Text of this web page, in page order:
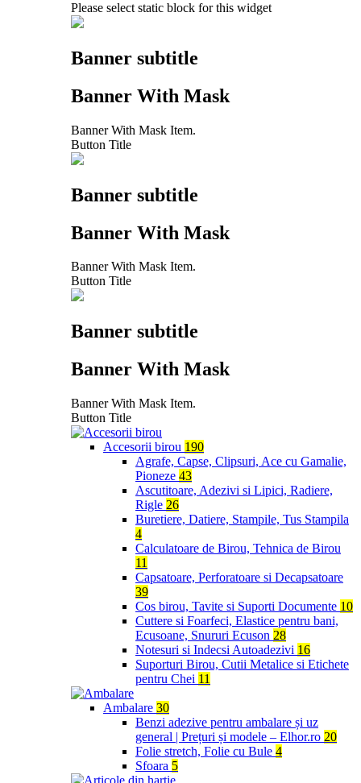
Please select static block for this widget
Banner subtitle
Banner With Mask
Banner With Mask Item.
Button Title
Banner subtitle
Banner With Mask
Banner With Mask Item.
Button Title
Banner subtitle
Banner With Mask
Banner With Mask Item.
Button Title
Accesorii birou 190
Agrafe, Capse, Clipsuri, Ace cu Gamalie,
Pioneze 43
Ascutitoare, Adezivi si Lipici, Radiere,
Rigle 26
Buretiere, Datiere, Stampile, Tus Stampila
4
Calculatoare de Birou, Tehnica de Birou
11
Capsatoare, Perforatoare si Decapsatoare
39
Cos birou, Tavite si Suporti Documente 10
Cuttere si Foarfeci, Elastice pentru bani,
Ecusoane, Snururi Ecuson 28
Notesuri si Indecsi Autoadezivi 16
Suporturi Birou, Cutii Metalice si Etichete
pentru Chei 11
Ambalare 30
Benzi adezive pentru ambalare și uz
general | Prețuri și modele – Elhor.ro 20
Folie stretch, Folie cu Bule 4
Sfoara 5